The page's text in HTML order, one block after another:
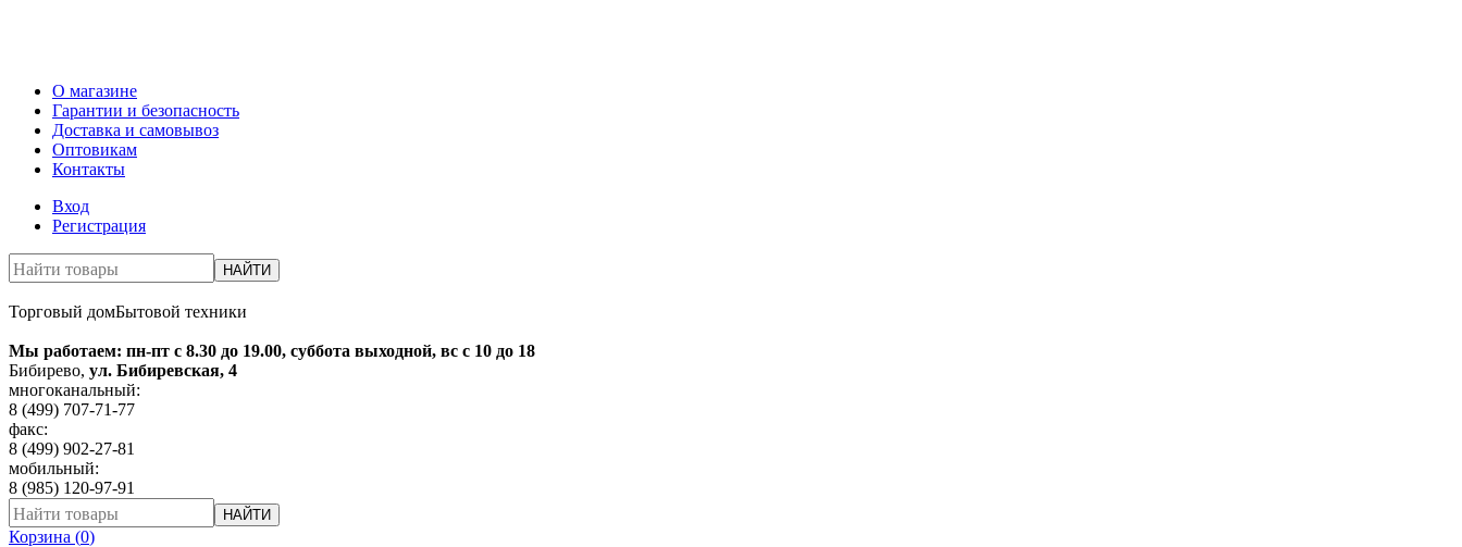
О магазине
Гарантии и безопасность
Доставка и самовывоз
Оптовикам
Контакты
Вход
Регистрация
НАЙТИ
Торговый домБытовой техники
Мы работаем: пн-пт с 8.30 до 19.00, суббота выходной, вс с 10 до 18
Бибирево, ул. Бибиревская, 4
многоканальный:
8 (499) 707-71-77
факс:
8 (499) 902-27-81
мобильный:
8 (985) 120-97-91
НАЙТИ
Корзина (0)